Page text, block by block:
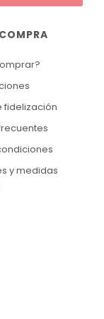
fidelización
y medidas